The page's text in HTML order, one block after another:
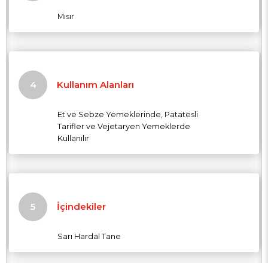
Mısır
Kullanım Alanları
Et ve Sebze Yemeklerinde, Patatesli
Tarifler ve Vejetaryen Yemeklerde
Kullanılır
İçindekiler
Sarı Hardal Tane